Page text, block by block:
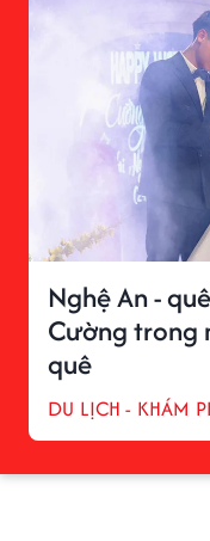
Nghệ An -
Cường trong
quê
DU LỊCH - KHÁM